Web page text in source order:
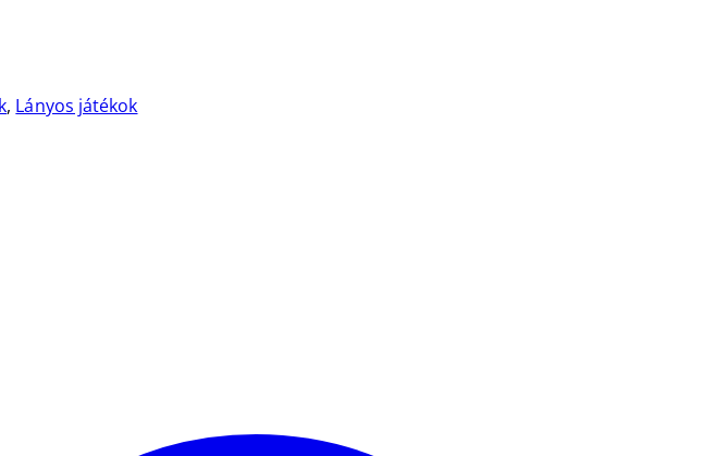
, Lányos játékok